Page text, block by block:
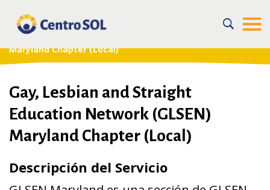
Home / For the Community
Recursos en la Comunidad
/
LGBTQ
/
Maryland Chapter (Local)
Gay, Lesbian and Straight
Education Network (GLSEN)
Maryland Chapter (Local)
Descripción del Servicio